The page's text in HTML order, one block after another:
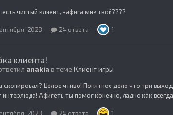
есть чистый клиент, нафига мне твой????
2023 24 ответа 1
клиента!
anakia в теме Клиент игры
скопировал? Целое чтиво! Понятное дело что при
интерлюда! Афигеть ты помог конечно, ладно как
2023 24 ответа 1